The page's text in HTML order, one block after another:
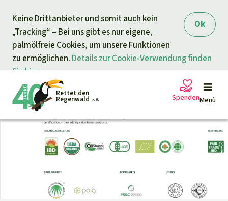
Ok
Keine Drittanbieter und somit auch kein
„Tracking“ – Bei uns gibt es nur eigene,
palmölfreie Cookies, um unsere Funktionen
zu ermöglichen. Details zur Cookie-Verwendung finden
Sie hier.
springen
Rettet den
Regenwald e. V. Menü
Petitionen
Projekte
Spenden
Ihre Spende hilft
Allgemeine Spende